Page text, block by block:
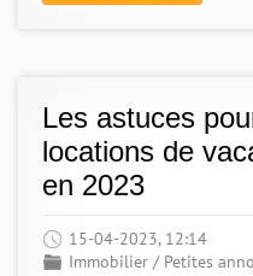
Les astuces
locations de
en 2023
15-04-2023, 12:14
Immobilier / Petites